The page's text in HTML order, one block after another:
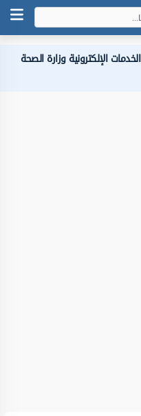
الخدمات الإلكترونية وزارة الصحة